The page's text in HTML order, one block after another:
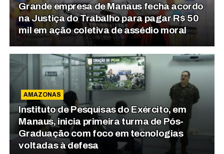
Grande empresa de Manaus fecha acordo
na Justiça do Trabalho para pagar R$ 50
mil em ação coletiva de assédio moral
AMAZONAS
Instituto de Pesquisas do Exército, em
Manaus, inicia primeira turma de Pós-
Graduação com foco em tecnologias
voltadas à defesa